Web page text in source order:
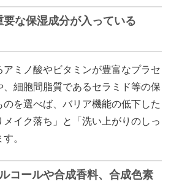
要な保湿成分が入っている
ミノ酸やビタミンが豊富なプラセ
、細胞間脂質であるセラミド等の保
を選べば、バリア機能の低下した
イク落ち」と「洗い上がりのしっ
。
コールや合成香料、合成色素